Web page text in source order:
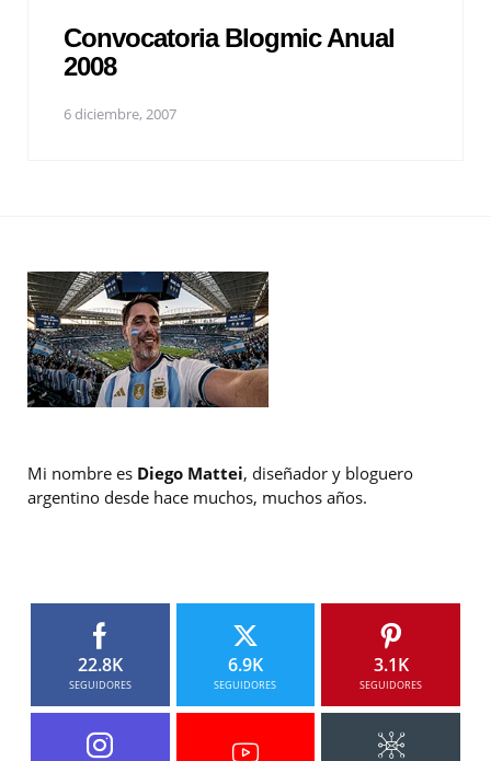
Convocatoria Blogmic Anual
2008
6 diciembre, 2007
Mi nombre es Diego Mattei, diseñador y bloguero
argentino desde hace muchos, muchos años.
22.8K
SEGUIDORES
6.9K
SEGUIDORES
3.1K
SEGUIDORES